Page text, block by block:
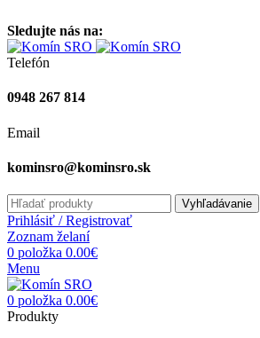
Sledujte nás na:
Telefón
0948 267 814
Email
kominsro@kominsro.sk
Vyhľadávanie
Prihlásiť / Registrovať
Zoznam želaní
0 položka 0.00€
Menu
0 položka 0.00€
Produkty